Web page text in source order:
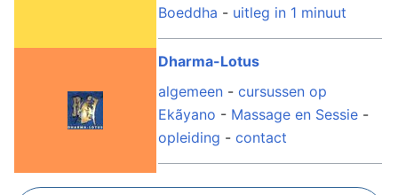
Boeddha - uitleg in 1 minuut
Dharma-Lotus
algemeen - cursussen op
Ekãyano - Massage en Sessie -
opleiding - contact